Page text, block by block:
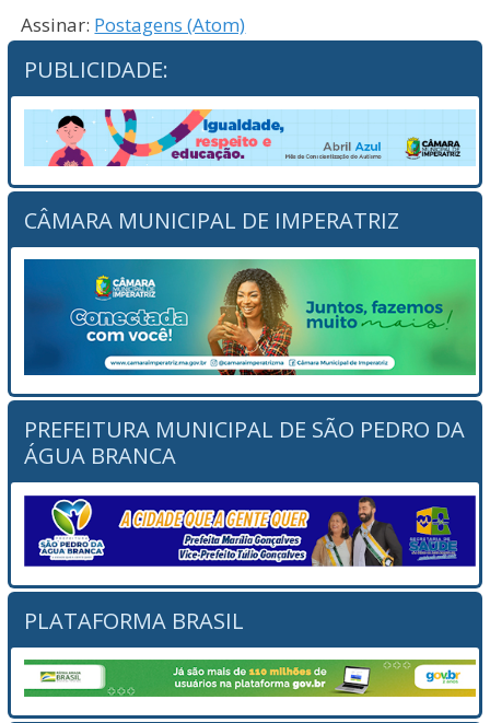
Assinar: Postagens (Atom)
PUBLICIDADE:
CÂMARA MUNICIPAL DE IMPERATRIZ
PREFEITURA MUNICIPAL DE SÃO PEDRO DA
ÁGUA BRANCA
PLATAFORMA BRASIL